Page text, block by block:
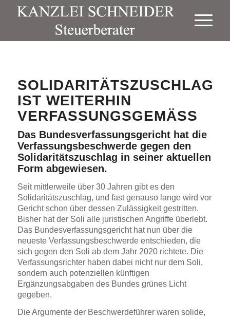
SOLIDARITÄTSZUSCHLAG
IST WEITERHIN
VERFASSUNGSGEMÄSS
Das Bundesverfassungsgericht hat die
Verfassungsbeschwerde gegen den
Solidaritätszuschlag in seiner aktuellen
Form abgewiesen.
Seit mittlerweile über 30 Jahren gibt es den
Solidaritätszuschlag, und fast genauso lange wird vor
Gericht schon über dessen Zulässigkeit gestritten.
Bisher hat der Soli alle juristischen Angriffe überlebt.
Das Bundesverfassungsgericht hat nun über die
neueste Verfassungsbeschwerde entschieden, die
sich gegen den Soli ab dem Jahr 2020 richtete. Die
Verfassungsrichter haben dabei nicht nur dem Soli,
sondern auch potenziellen künftigen
Ergänzungsabgaben des Bundes grünes Licht
gegeben.
Die Argumente der Beschwerdeführer waren solide,